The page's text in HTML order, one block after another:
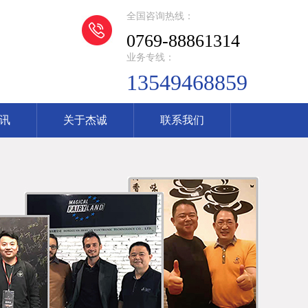
全国咨询热线：
0769-88861314
业务专线：
13549468859
关于杰诚 联系我们